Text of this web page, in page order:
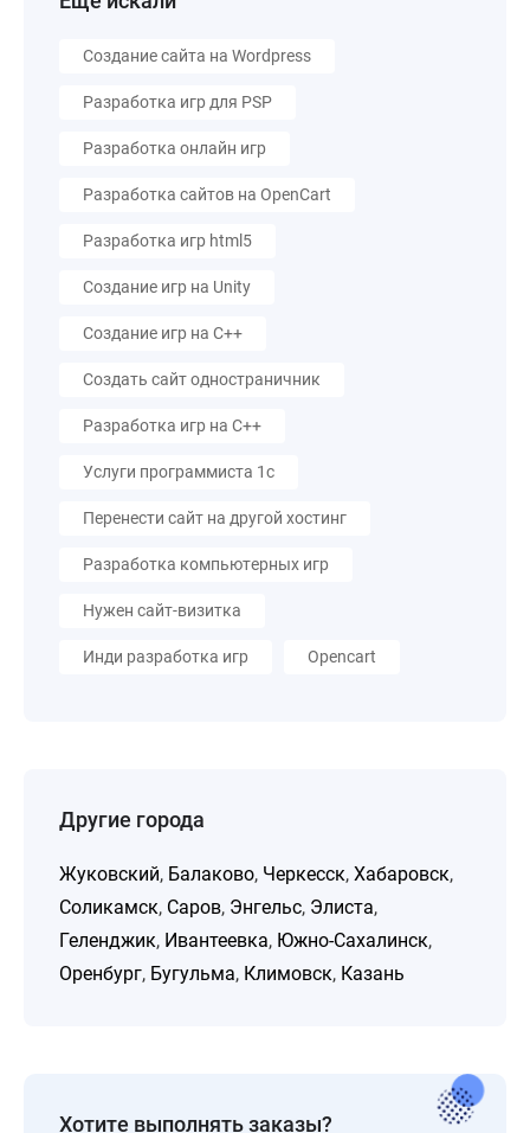
Создание сайта на Wordpress
Разработка игр для PSP
Разработка онлайн игр
Разработка сайтов на OpenCart
Разработка игр html5
Создание игр на Unity
Создание игр на C++
Создать сайт одностраничник
Разработка игр на C++
Услуги программиста 1с
Перенести сайт на другой хостинг
Разработка компьютерных игр
Нужен сайт-визитка
Инди разработка игр Opencart
Другие города
Жуковский, Балаково, Черкесск, Хабаровск,
Соликамск, Саров, Энгельс, Элиста,
Геленджик, Ивантеевка, Южно-Сахалинск,
Оренбург, Бугульма, Климовск, Казань
Хотите выполнять заказы?